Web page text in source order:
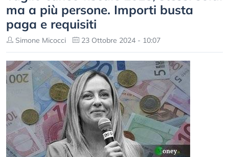
ma a più persone. Importi busta
paga e requisiti
Simone Micocci 23 Ottobre 2024 - 10:07